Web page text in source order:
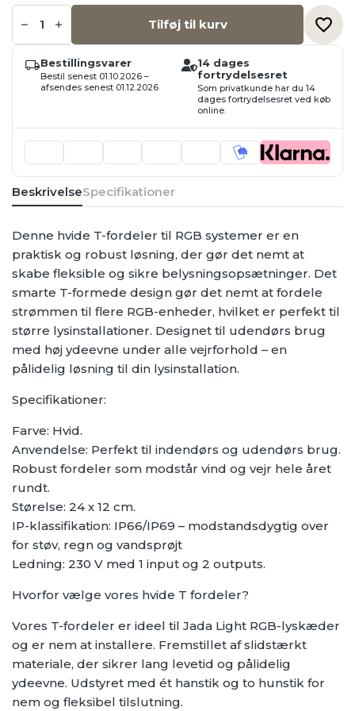
Hvid
T-
fordeler
til
RGB,
230V
antal
Tilføj til kurv
Bestillingsvarer
Bestil senest 01.10.2026 –
afsendes senest 01.12.2026
14 dages
fortrydelsesret
Som privatkunde har du 14
dages fortrydelsesret ved køb
online.
BeskrivelseSpecifikationer
Denne hvide T-fordeler til RGB systemer er en
praktisk og robust løsning, der gør det nemt at
skabe fleksible og sikre belysningsopsætninger. Det
smarte T-formede design gør det nemt at fordele
strømmen til flere RGB-enheder, hvilket er perfekt til
større lysinstallationer. Designet til udendørs brug
med høj ydeevne under alle vejrforhold – en
pålidelig løsning til din lysinstallation.
Specifikationer:
Farve: Hvid.
Anvendelse: Perfekt til indendørs og udendørs brug.
Robust fordeler som modstår vind og vejr hele året
rundt.
Størelse: 24 x 12 cm.
IP-klassifikation: IP66/IP69 – modstandsdygtig over
for støv, regn og vandsprøjt
Ledning: 230 V med 1 input og 2 outputs.
Hvorfor vælge vores hvide T fordeler?
Vores T-fordeler er ideel til Jada Light RGB-lyskæder
og er nem at installere. Fremstillet af slidstærkt
materiale, der sikrer lang levetid og pålidelig
ydeevne. Udstyret med ét hanstik og to hunstik for
nem og fleksibel tilslutning.